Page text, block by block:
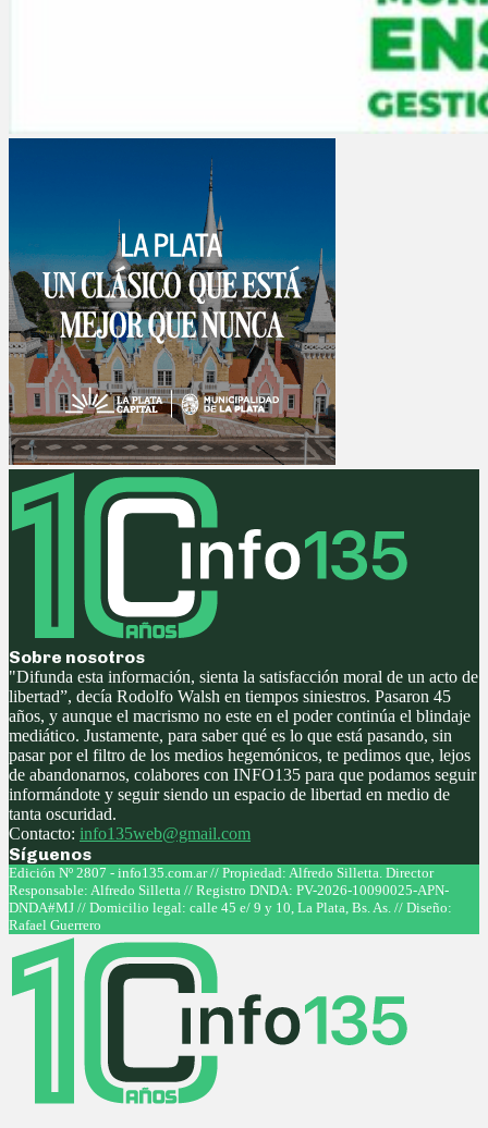
Sobre nosotros
"Difunda esta información, sienta la satisfacción moral de un acto de
libertad”, decía Rodolfo Walsh en tiempos siniestros. Pasaron 45
años, y aunque el macrismo no este en el poder continúa el blindaje
mediático. Justamente, para saber qué es lo que está pasando, sin
pasar por el filtro de los medios hegemónicos, te pedimos que, lejos
de abandonarnos, colabores con INFO135 para que podamos seguir
informándote y seguir siendo un espacio de libertad en medio de
tanta oscuridad.
Contacto: info135web@gmail.com
Síguenos
Facebook
Twitter
Instagram
Youtube
Edición Nº 2807 - info135.com.ar // Propiedad: Alfredo Silletta. Director
Responsable: Alfredo Silletta // Registro DNDA: PV-2026-10090025-APN-
DNDA#MJ // Domicilio legal: calle 45 e/ 9 y 10, La Plata, Bs. As. // Diseño:
Rafael Guerrero